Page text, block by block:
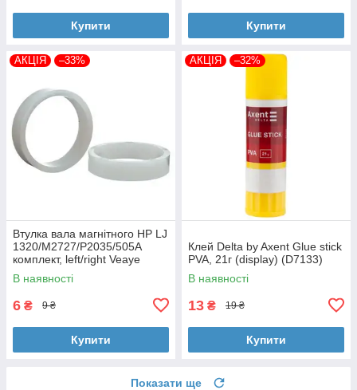
Купити Купити
АКЦІЯ –33%
Втулка вала магнітного HP LJ
1320/M2727/P2035/505A
комплект, left/right Veaye
(BSHMR-505U-VE)
В наявності
6 ₴ 9 ₴
Купити
АКЦІЯ –32%
Клей Delta by Axent Glue stick
PVA, 21г (display) (D7133)
В наявності
13 ₴ 19 ₴
Купити
Показати ще